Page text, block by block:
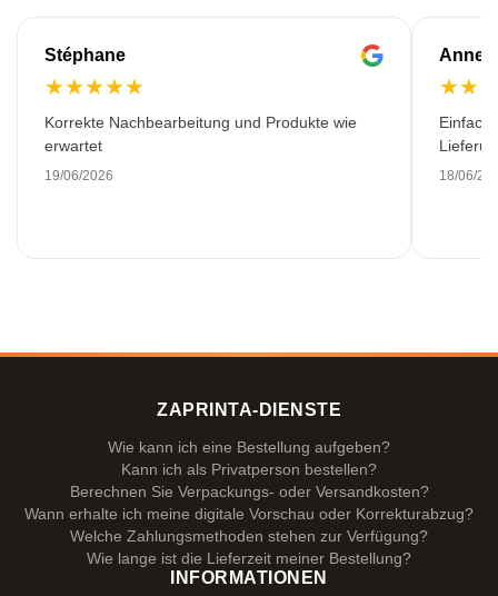
Stéphane
★★★★★
Korrekte Nachbearbeitung und Produkte wie
erwartet
19/06/2026
Anne-
★★
18/06/
ZAPRINTA-DIENSTE
Wie kann ich eine Bestellung aufgeben?
Kann ich als Privatperson bestellen?
Berechnen Sie Verpackungs- oder Versandkosten?
Wann erhalte ich meine digitale Vorschau oder Korrekturabzug?
Welche Zahlungsmethoden stehen zur Verfügung?
Wie lange ist die Lieferzeit meiner Bestellung?
INFORMATIONEN